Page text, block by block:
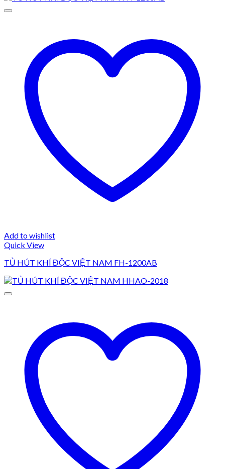
Add to wishlist
Quick View
TỦ HÚT KHÍ ĐỘC VIỆT NAM FH-1200AB